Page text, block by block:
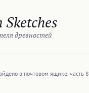
древностей
в почтовом ящике. часть 8